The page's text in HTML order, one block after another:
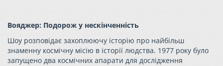
Вояджер: Подорож у нескінченність
Шоу розповідає захоплюючу історію про найбільш
знаменну космічну місію в історії людства. 1977 року було
запущено два космічних апарати для дослідження